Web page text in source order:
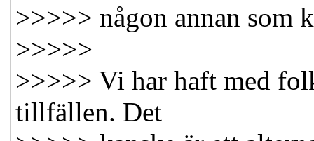
>>>>> någon annan som
>>>>>
>>>>> Vi har haft med
tillfällen. Det